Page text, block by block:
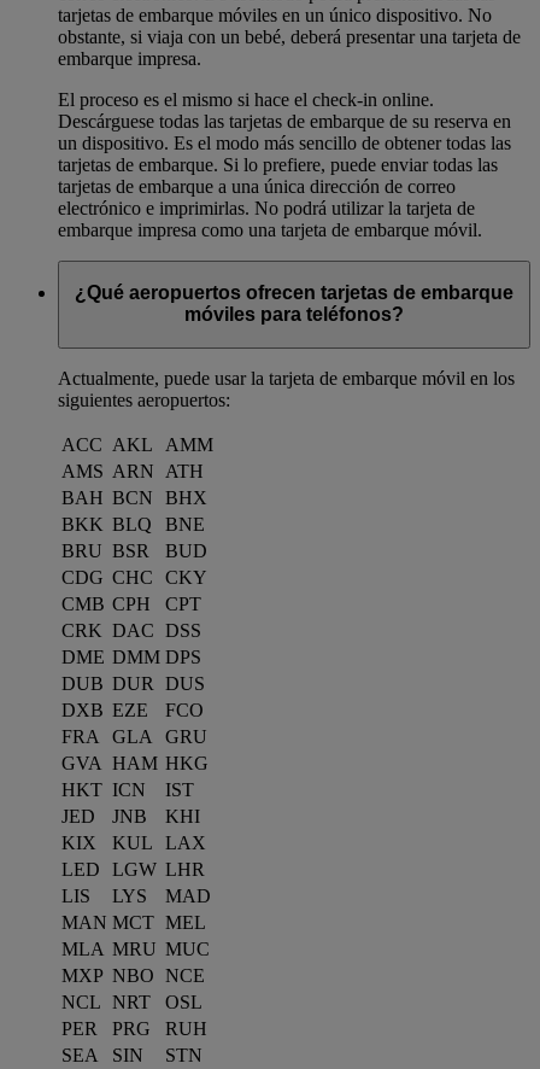
tarjetas de embarque móviles en un único dispositivo. No
obstante, si viaja con un bebé, deberá presentar una tarjeta de
embarque impresa.
El proceso es el mismo si hace el check-in online.
Descárguese todas las tarjetas de embarque de su reserva en
un dispositivo. Es el modo más sencillo de obtener todas las
tarjetas de embarque. Si lo prefiere, puede enviar todas las
tarjetas de embarque a una única dirección de correo
electrónico e imprimirlas. No podrá utilizar la tarjeta de
embarque impresa como una tarjeta de embarque móvil.
¿Qué aeropuertos ofrecen tarjetas de embarque
móviles para teléfonos?
Actualmente, puede usar la tarjeta de embarque móvil en los
siguientes aeropuertos:
ACC AKL
AMM
AMS ARN
ATH
BAH BCN
BHX
BKK BLQ
BNE
BRU BSR
BUD
CDG CHC
CKY
CMB CPH
CPT
CRK DAC DSS
DME DMM DPS
DUB DUR
DUS
DXB EZE
FCO
FRA
GLA
GRU
GVA HAM HKG
HKT ICN
IST
JED
JNB
KHI
KIX
KUL
LAX
LED
LGW LHR
LIS
LYS
MAD
MAN MCT MEL
MLA MRU MUC
MXP NBO NCE
NCL NRT
OSL
PER
PRG
RUH
SEA
SIN
STN